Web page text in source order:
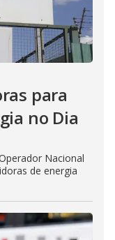
para
no Dia
Nacional
de energia